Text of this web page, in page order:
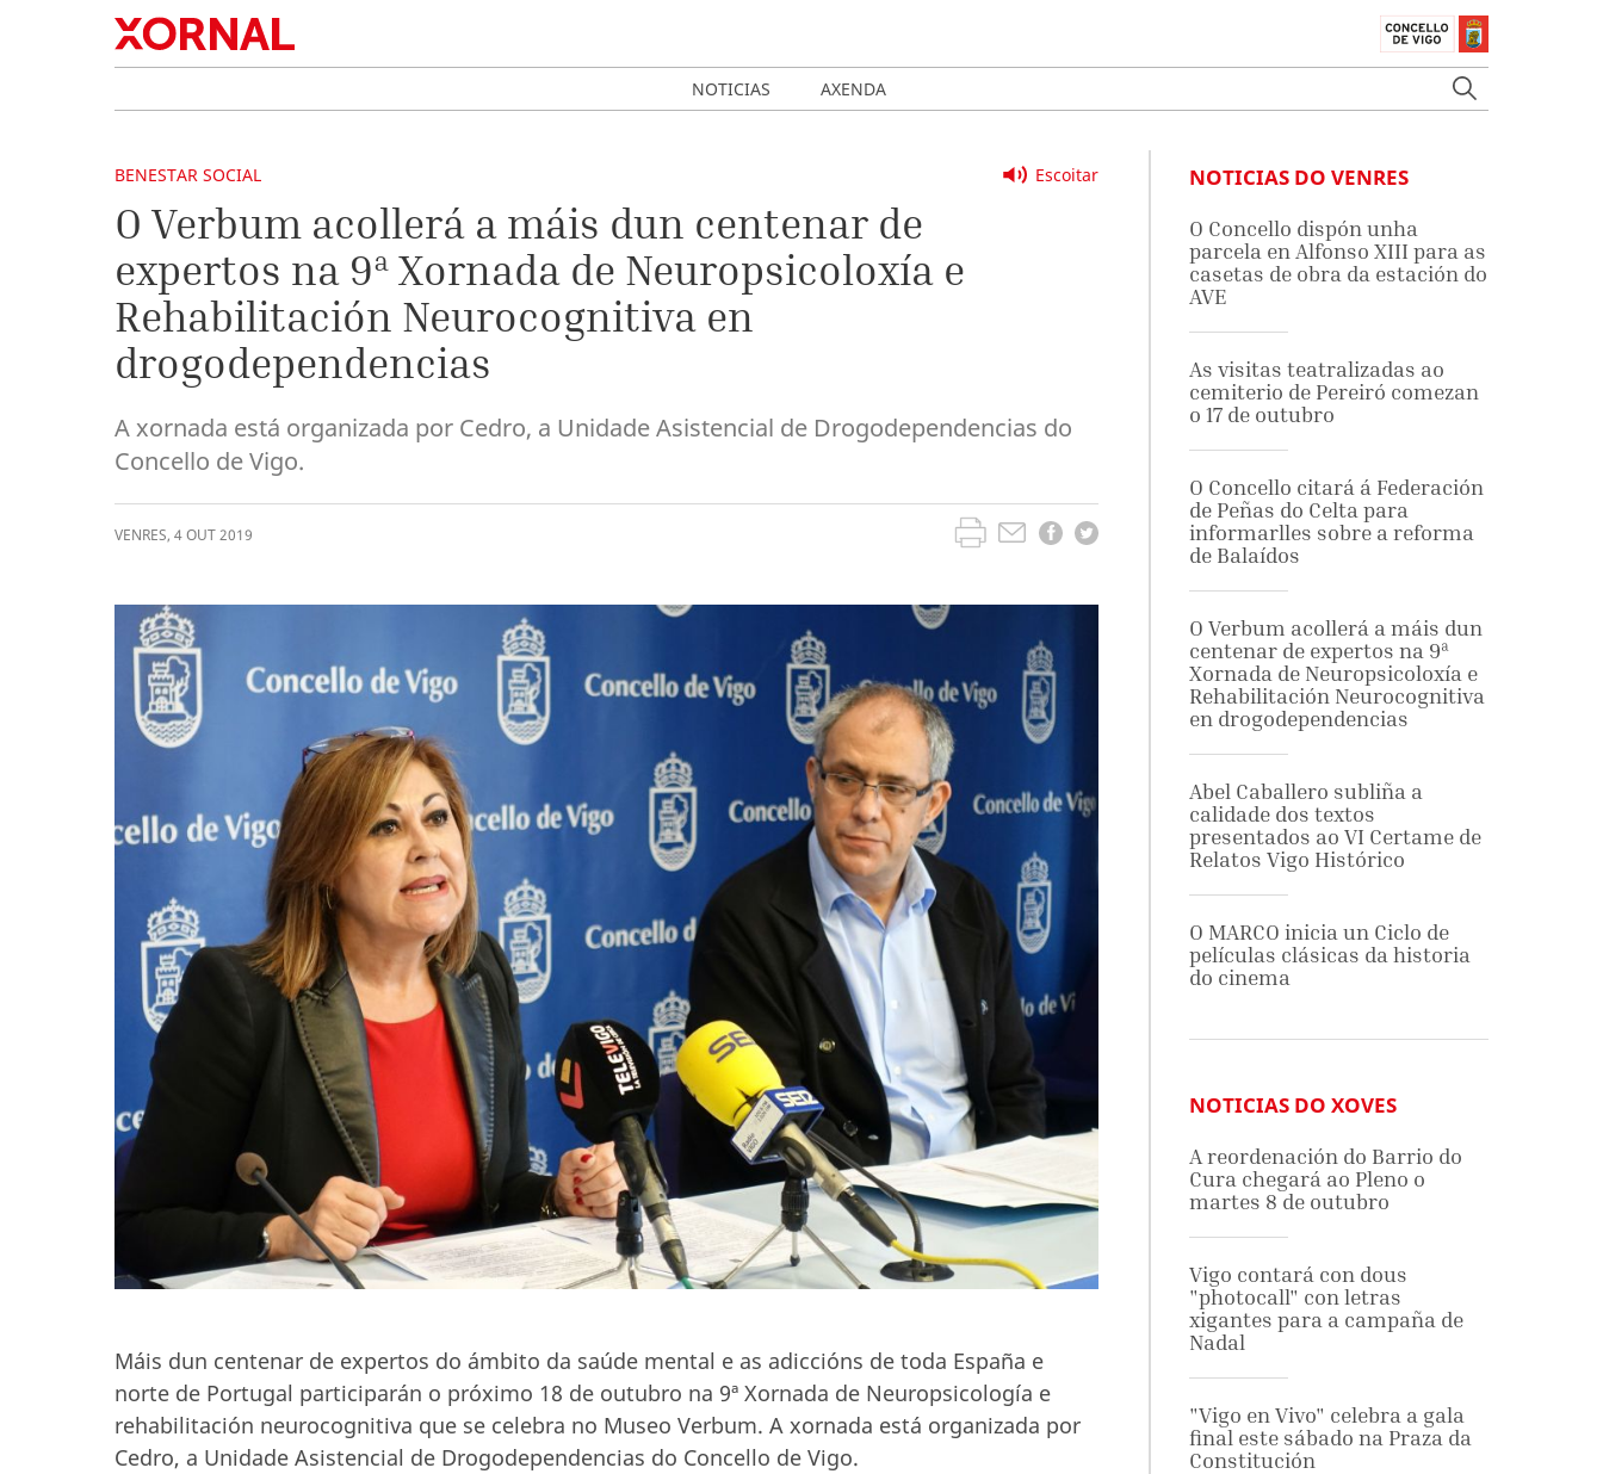
NOTICIAS AXENDA
Escoitar
BENESTAR SOCIAL
O Verbum acollerá a máis dun centenar de
expertos na 9ª Xornada de Neuropsicoloxía e
Rehabilitación Neurocognitiva en
drogodependencias
A xornada está organizada por Cedro, a Unidade Asistencial de Drogodependencias do
Concello de Vigo.
VENRES, 4OUT2019
Máis dun centenar de expertos do ámbito da saúde mental e as adiccións de toda España e
norte de Portugal participarán o próximo 18 de outubro na 9ª Xornada de Neuropsicología e
rehabilitación neurocognitiva que se celebra no Museo Verbum. A xornada está organizada por
Cedro, a Unidade Asistencial de Drogodependencias do Concello de Vigo.
NOTICIAS DO VENRES
O Concello dispón unha
parcela en Alfonso XIII para as
casetas de obra da estación do
AVE
As visitas teatralizadas ao
cemiterio de Pereiró comezan
o 17 de outubro
O Concello citará á Federación
de Peñas do Celta para
informarlles sobre a reforma
de Balaídos
O Verbum acollerá a máis dun
centenar de expertos na 9ª
Xornada de Neuropsicoloxía e
Rehabilitación Neurocognitiva
en drogodependencias
Abel Caballero subliña a
calidade dos textos
presentados ao VI Certame de
Relatos Vigo Histórico
O MARCO inicia un Ciclo de
películas clásicas da historia
do cinema
NOTICIAS DO XOVES
A reordenación do Barrio do
Cura chegará ao Pleno o
martes 8 de outubro
Vigo contará con dous
"photocall" con letras
xigantes para a campaña de
Nadal
"Vigo en Vivo" celebra a gala
final este sábado na Praza da
Constitución